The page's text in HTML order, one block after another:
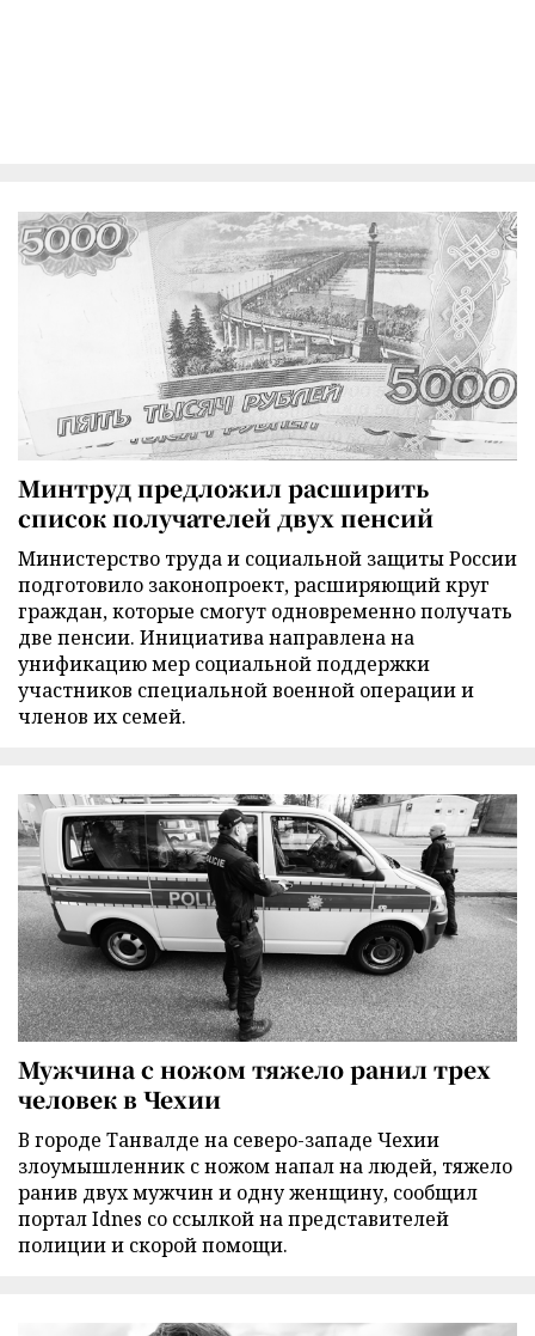
Минтруд предложил расширить
список получателей двух пенсий
Министерство труда и социальной защиты России
подготовило законопроект, расширяющий круг
граждан, которые смогут одновременно получать
две пенсии. Инициатива направлена на
унификацию мер социальной поддержки
участников специальной военной операции и
членов их семей.
Мужчина с ножом тяжело ранил трех
человек в Чехии
В городе Танвалде на северо-западе Чехии
злоумышленник с ножом напал на людей, тяжело
ранив двух мужчин и одну женщину, сообщил
портал Idnes со ссылкой на представителей
полиции и скорой помощи.